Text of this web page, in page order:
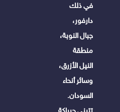
في ذلك
دارفور،
جبال النوبة،
منطقة
النيل الأزرق،
وسائر أنحاء
السودان.